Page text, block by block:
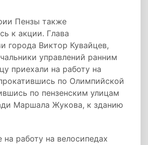
Пензы также
к акции. Глава
города Виктор Кувайцев,
управлений ранним
приехали на работу на
по Олимпийской
по пензенским улицам
Маршала Жукова, к зданию
на работу на велосипедах